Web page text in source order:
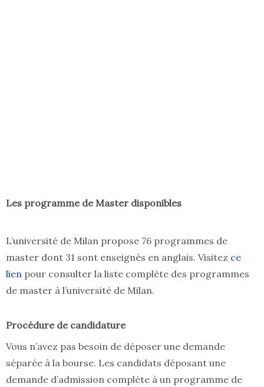
Les programme de Master disponibles
L’université de Milan propose 76 programmes de
master dont 31 sont enseignés en anglais. Visitez ce
lien pour consulter la liste complète des programmes
de master à l’université de Milan.
Procédure de candidature
Vous n’avez pas besoin de déposer une demande
séparée à la bourse. Les candidats déposant une
demande d’admission complète à un programme de